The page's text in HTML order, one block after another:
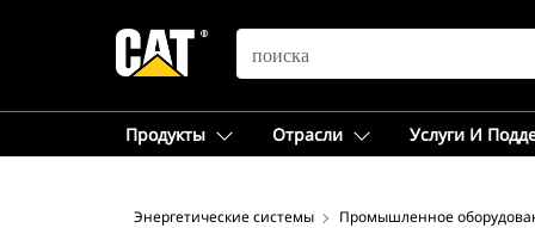
SEARCH
Продукты Отрасли Услуги И
Энергетические системы Промышленное